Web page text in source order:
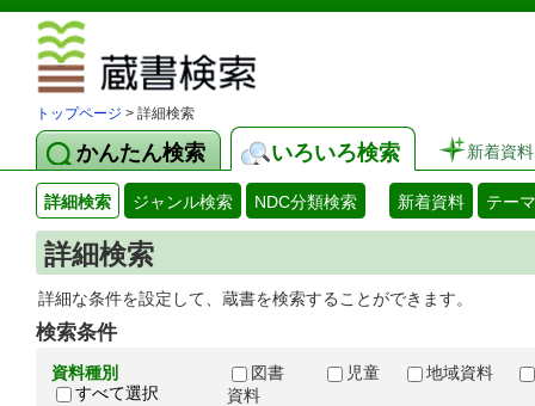
トップページ > 詳細検索
かんたん検索 いろいろ検索 新着資料
詳細検索 ジャンル検索 NDC分類検索 新着資料 テー
詳細検索
詳細な条件を設定して、蔵書を検索することができます。
検索条件
資料種別
すべて選択
図書 児童
地域資料
資料